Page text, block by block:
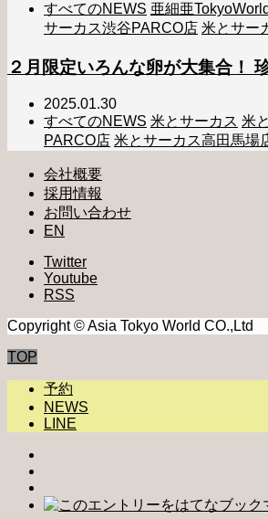
すべてのNEWS 亜細亜TokyoWorld
サーカス渋谷PARCO店 米とサー
２月限定いろんな卵が大集合！
2025.01.30
すべてのNEWS 米とサーカス 米
PARCO店 米とサーカス高田馬場
会社概要
採用情報
お問い合わせ
EN
Twitter
Youtube
RSS
Copyright © Asia Tokyo World CO.,Ltd
TOP
予約
NEWS
LINE